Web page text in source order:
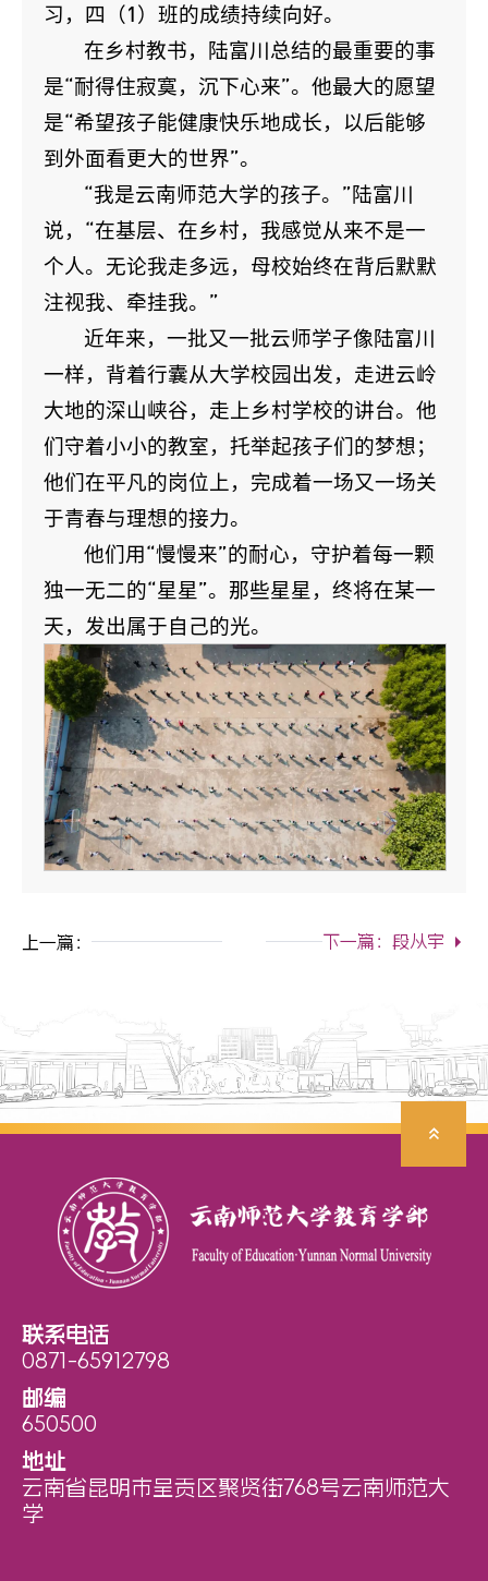
习，四（1）班的成绩持续向好。
在乡村教书，陆富川总结的最重要的事
是“耐得住寂寞，沉下心来”。他最大的愿望
是“希望孩子能健康快乐地成长，以后能够
到外面看更大的世界”。
“我是云南师范大学的孩子。”陆富川
说，“在基层、在乡村，我感觉从来不是一
个人。无论我走多远，母校始终在背后默默
注视我、牵挂我。”
近年来，一批又一批云师学子像陆富川
一样，背着行囊从大学校园出发，走进云岭
大地的深山峡谷，走上乡村学校的讲台。他
们守着小小的教室，托举起孩子们的梦想；
他们在平凡的岗位上，完成着一场又一场关
于青春与理想的接力。
他们用“慢慢来”的耐心，守护着每一颗
独一无二的“星星”。那些星星，终将在某一
天，发出属于自己的光。
上一篇： 下一篇：段从宇
联系电话
0871-65912798
邮编
650500
地址
云南省昆明市呈贡区聚贤街768号云南师范大
学